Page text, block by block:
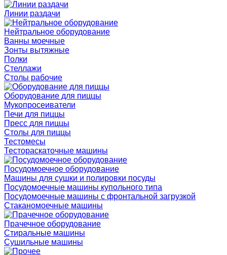
Линии раздачи
Нейтральное оборудование
Ванны моечные
Зонты вытяжные
Полки
Стеллажи
Столы рабочие
Оборудование для пиццы
Мукопросеиватели
Печи для пиццы
Пресс для пиццы
Столы для пиццы
Тестомесы
Тестораскаточные машины
Посудомоечное оборудование
Машины для сушки и полировки посуды
Посудомоечные машины купольного типа
Посудомоечные машины с фронтальной загрузкой
Стаканомоечные машины
Прачечное оборудование
Стиральные машины
Сушильные машины